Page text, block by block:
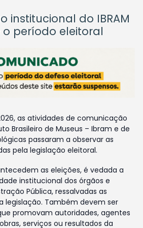
institucional do IBRAM
período eleitoral
as atividades de comunicação
Brasileiro de Museus – Ibram e de
passaram a observar as
pela legislação eleitoral.
as eleições, é vedada a
institucional dos órgãos e
Pública, ressalvadas as
legislação. Também devem ser
promovam autoridades, agentes
serviços ou resultados da